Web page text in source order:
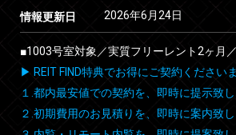
情報更新日 2026年6月24日
■1003号室対象／実質フリーレント2ヶ月
▶ REIT FIND特典でお得にご契約くださいま
１.都内最安値での契約を、即時に提示致し
２.初期費用のお見積りを、即時に案内致し